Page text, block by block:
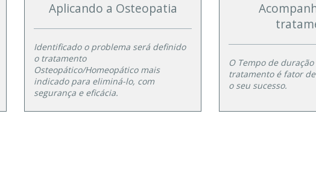
Aplicando a Osteopatia
Identificado o problema será definido
o tratamento
Osteopático/Homeopático mais
indicado para eliminá-lo, com
segurança e eficácia.
O Tempo de
tratamento é fator
o seu sucesso.